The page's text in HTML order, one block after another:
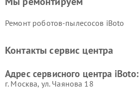
Ремонт роботов-пылесосов iBoto
Контакты сервис центра
Адрес сервисного центра iBoto:
г. Москва, ул. Чаянова 18